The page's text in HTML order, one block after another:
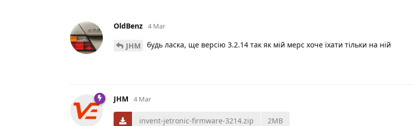
OldBenz 4 Mar
JHM будь ласка, ще версію 3.2.14 так як мій мерс хоче їхати тільки на ній
JHM 4 Mar
invent-jetronic-firmware-3214.zip 2MB